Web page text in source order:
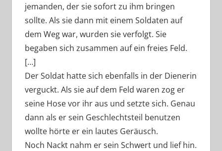
jemanden, der sie sofort zu ihm bringen
sollte. Als sie dann mit einem Soldaten auf
dem Weg war, wurden sie verfolgt. Sie
begaben sich zusammen auf ein freies Feld.
[…]
Der Soldat hatte sich ebenfalls in der Dienerin
verguckt. Als sie auf dem Feld waren zog er
seine Hose vor ihr aus und setzte sich. Genau
dann als er sein Geschlechtsteil benutzen
wollte hörte er ein lautes Geräusch.
Noch Nackt nahm er sein Schwert und lief hin.